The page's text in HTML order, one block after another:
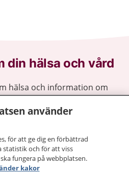
din hälsa och vård
hälsa och information om
du kan kontakta.
och göra dina
1177 för
runt.
vill må bättre.
använder
för att ge dig en förbättrad
statistik och för att viss
fungera på webbplatsen.
kakor